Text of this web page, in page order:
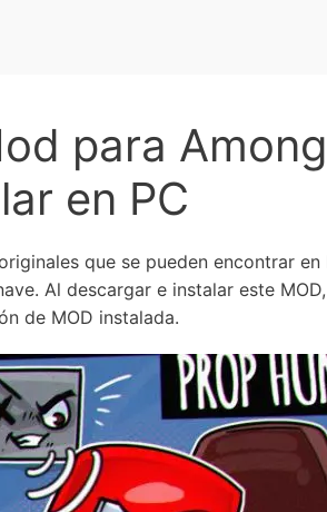
para
en PC
que se pueden encontrar
Al descargar e instalar este
de MOD instalada.